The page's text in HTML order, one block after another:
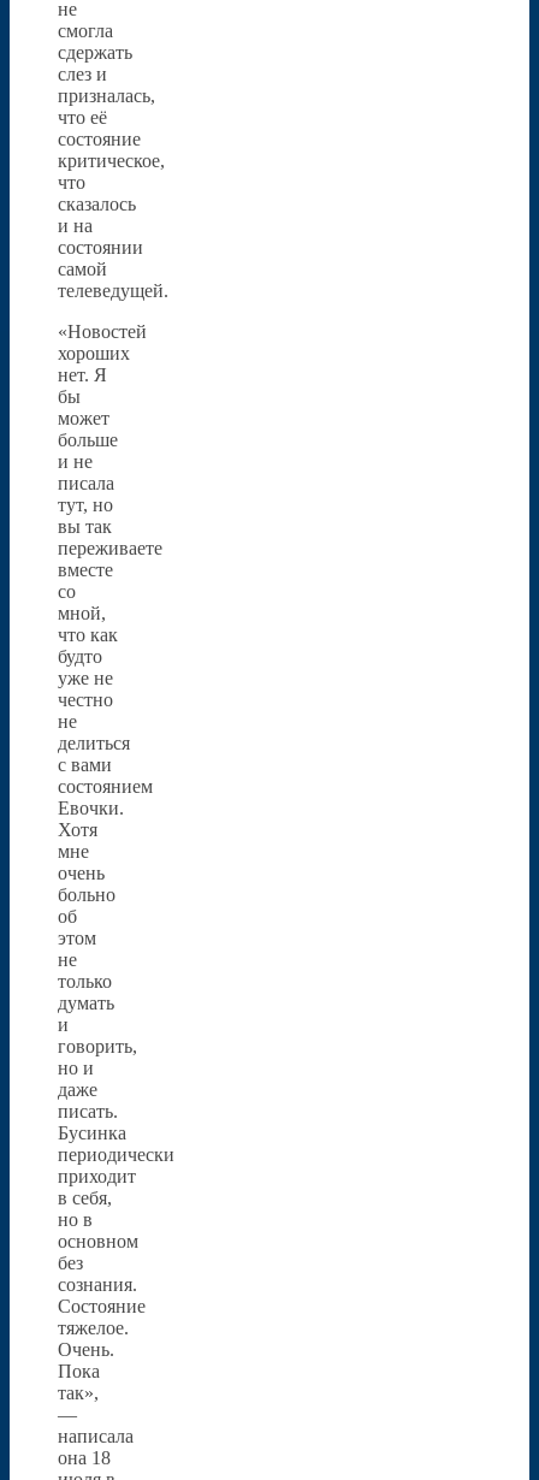
не
смогла
сдержать
слез и
призналась,
что её
состояние
критическое,
что
сказалось
и на
состоянии
самой
телеведущей.
«Новостей
хороших
нет. Я
бы
может
больше
и не
писала
тут, но
вы так
переживаете
вместе
со
мной,
что как
будто
уже не
честно
не
делиться
с вами
состоянием
Евочки.
Хотя
мне
очень
больно
об
этом
не
только
думать
и
говорить,
но и
даже
писать.
Бусинка
периодически
приходит
в себя,
но в
основном
без
сознания.
Состояние
тяжелое.
Очень.
Пока
так»,
—
написала
она 18